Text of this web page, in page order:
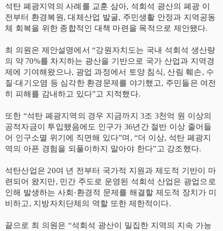
석탄 폐광지역의 사례를 교훈 삼아, 석회석 광산의 폐광 이
전부터 환경복원, 대체산업 발굴, 주민생활 안정과 지역공동
체 회복을 위한 종합적인 대책 마련을 목적으로 제안됐다.
최 의원은 제안설명에서 “강원자치도는 국내 석회석 생산량
의 약 70%를 차지하는 광산을 기반으로 국가 산업과 지역경
제에 기여해왔으나, 광업 과정에서 토양 침식, 산림 훼손, 수
질·대기오염 등 심각한 환경문제를 야기했고, 주민들은 여전
히 피해를 감내하고 있다”고 지적했다.
또한 “석탄 폐광지역의 경우 지금까지 3조 3천억 원 이상의
공적자금이 투입됐음에도 인구가 36년간 절반 이상 줄어들
어 인구소멸 위기에 직면해 있다”며, “더 이상, 석탄 폐광지
역의 아픈 경험을 되풀이하지 말아야 한다”고 강조했다.
석탄산업은 20여 년 전부터 국가적 지원과 제도적 기반이 마
련되어 왔지만, 민간 주도로 운영된 석회석 산업은 광업으로
인해 발생하는 사회·환경적 문제를 해결할 제도적 장치가 미
비하고, 지방자치단체의 역할 또한 제한적이다.
끝으로 최 의원은 “석회석 광산이 밀집한 지역의 지속 가능